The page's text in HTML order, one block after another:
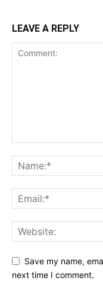
LEAVE A REPLY
Save my name,
next time I comment.